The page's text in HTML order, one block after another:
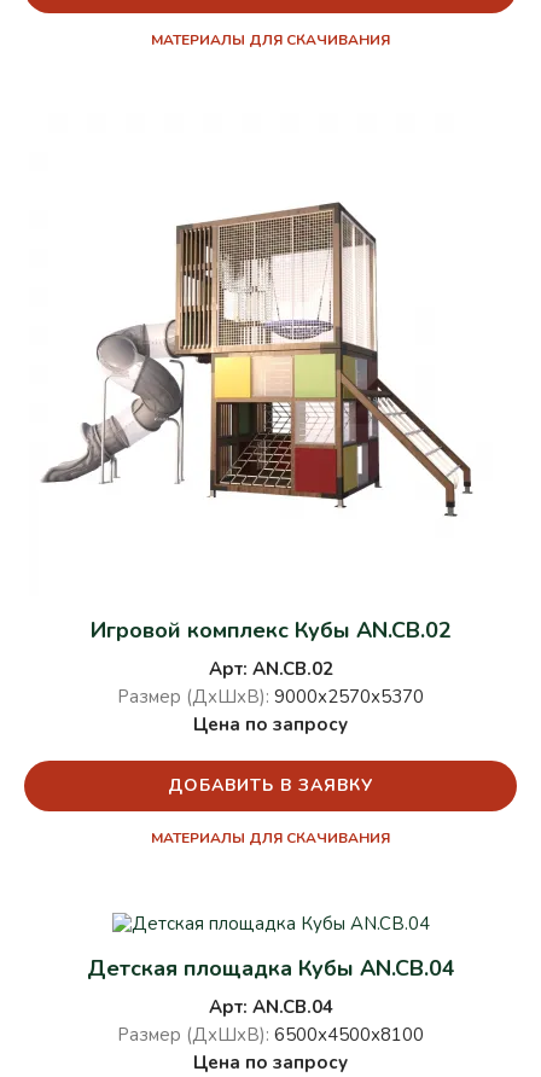
МАТЕРИАЛЫ ДЛЯ СКАЧИВАНИЯ
Игровой комплекс Кубы AN.CB.02
Арт: AN.CB.02
Размер (ДхШхВ): 9000х2570х5370
Цена по запросу
ДОБАВИТЬ В ЗАЯВКУ
МАТЕРИАЛЫ ДЛЯ СКАЧИВАНИЯ
Детская площадка Кубы AN.CB.04
Арт: AN.CB.04
Размер (ДхШхВ): 6500х4500х8100
Цена по запросу